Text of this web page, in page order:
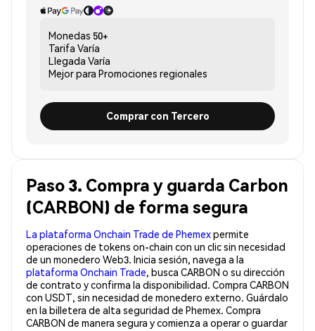
Monedas 50+
Tarifa Varía
Llegada Varía
Mejor para Promociones regionales
Comprar con Tercero
Paso 3. Compra y guarda Carbon
(CARBON) de forma segura
La plataforma Onchain Trade de Phemexpermite
operaciones de tokens on-chain con un clic sin necesidad
de un monedero Web3. Inicia sesión, navega a la
plataforma Onchain Trade, busca CARBON o su dirección
de contrato y confirma la disponibilidad. Compra CARBON
con USDT, sin necesidad de monedero externo. Guárdalo
en la billetera de alta seguridad de Phemex. Compra
CARBON de manera segura y comienza a operar o guardar